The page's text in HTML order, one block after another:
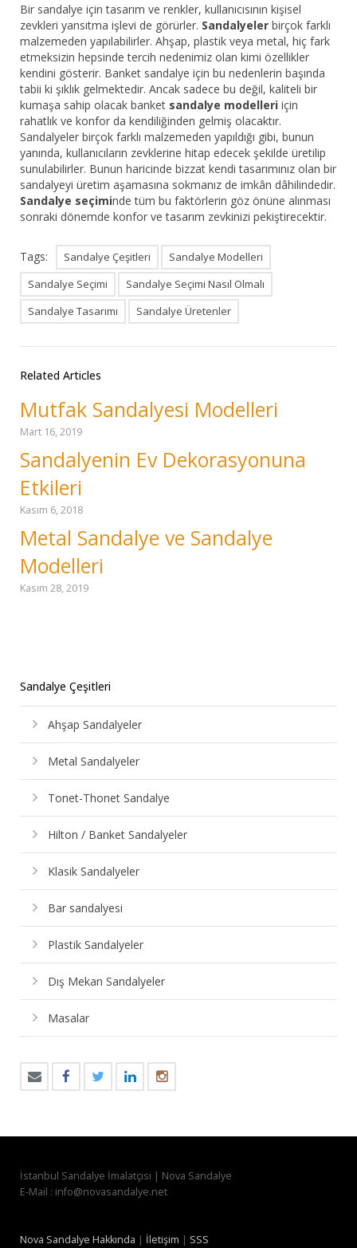
Bir sandalye için tasarım ve renkler, kullanıcısının kişisel
zevkleri yansıtma işlevi de görürler. Sandalyeler birçok farklı
malzemeden yapılabilirler. Ahşap, plastik veya metal, hiç fark
etmeksizin hepsinde tercih nedenimiz olan kimi özellikler
kendini gösterir. Banket sandalye için bu nedenlerin başında
tabii ki şıklık gelmektedir. Ancak sadece bu değil, kaliteli bir
kumaşa sahip olacak banket sandalye modelleri için
rahatlık ve konfor da kendiliğinden gelmiş olacaktır.
Sandalyeler birçok farklı malzemeden yapıldığı gibi, bunun
yanında, kullanıcıların zevklerine hitap edecek şekilde üretilip
sunulabilirler. Bunun haricinde bizzat kendi tasarımınız olan bir
sandalyeyi üretim aşamasına sokmanız de imkân dâhilindedir.
Sandalye seçiminde tüm bu faktörlerin göz önüne alınması
sonraki dönemde konfor ve tasarım zevkinizi pekiştirecektir.
Tags: Sandalye Çeşitleri
Sandalye Modelleri
Sandalye Seçimi
Sandalye Seçimi Nasıl Olmalı
Sandalye Tasarımı
Sandalye Üretenler
Related Articles
Mutfak Sandalyesi Modelleri
Mart 16, 2019
Sandalyenin Ev Dekorasyonuna
Etkileri
Kasım 6, 2018
Metal Sandalye ve Sandalye
Modelleri
Kasım 28, 2019
Sandalye Çeşitleri
Ahşap Sandalyeler
Metal Sandalyeler
Tonet-Thonet Sandalye
Hilton / Banket Sandalyeler
Klasik Sandalyeler
Bar sandalyesi
Plastik Sandalyeler
Dış Mekan Sandalyeler
Masalar
İstanbul Sandalye İmalatçısı | Nova Sandalye
E-Mail : info@novasandalye.net
Nova Sandalye Hakkında | İletişim | SSS